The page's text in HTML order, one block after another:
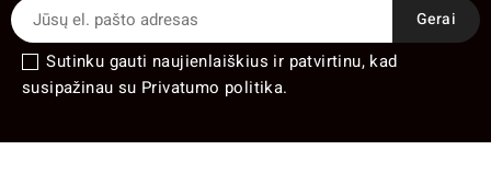
Sutinku gauti naujienlaiškius ir patvirtinu, kad
susipažinau su Privatumo politika.